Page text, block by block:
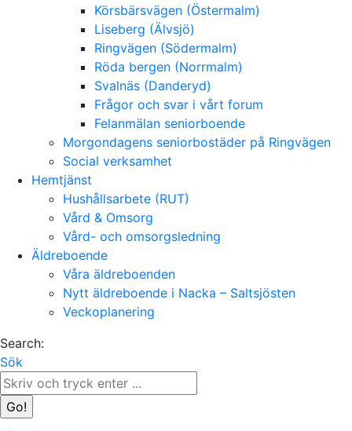
Körsbärsvägen (Östermalm)
Liseberg (Älvsjö)
Ringvägen (Södermalm)
Röda bergen (Norrmalm)
Svalnäs (Danderyd)
Frågor och svar i vårt forum
Felanmälan seniorboende
Morgondagens seniorbostäder på Ringvägen
Social verksamhet
Hemtjänst
Hushållsarbete (RUT)
Vård & Omsorg
Vård- och omsorgsledning
Äldreboende
Våra äldreboenden
Nytt äldreboende i Nacka – Saltsjösten
Veckoplanering
Search:
Sök